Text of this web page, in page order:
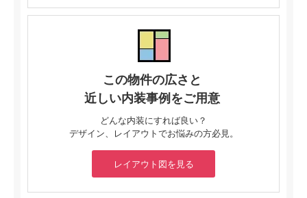
この物件の広さと
近しい内装事例をご用意
どんな内装にすれば良い？
デザイン、レイアウトでお悩みの方必見。
レイアウト図を見る